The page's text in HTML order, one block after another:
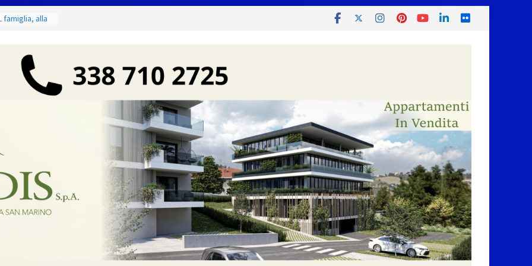
famiglia, alla
Incendi
dal 3 al 9
Marino
per
di Marcinelle
collettiva